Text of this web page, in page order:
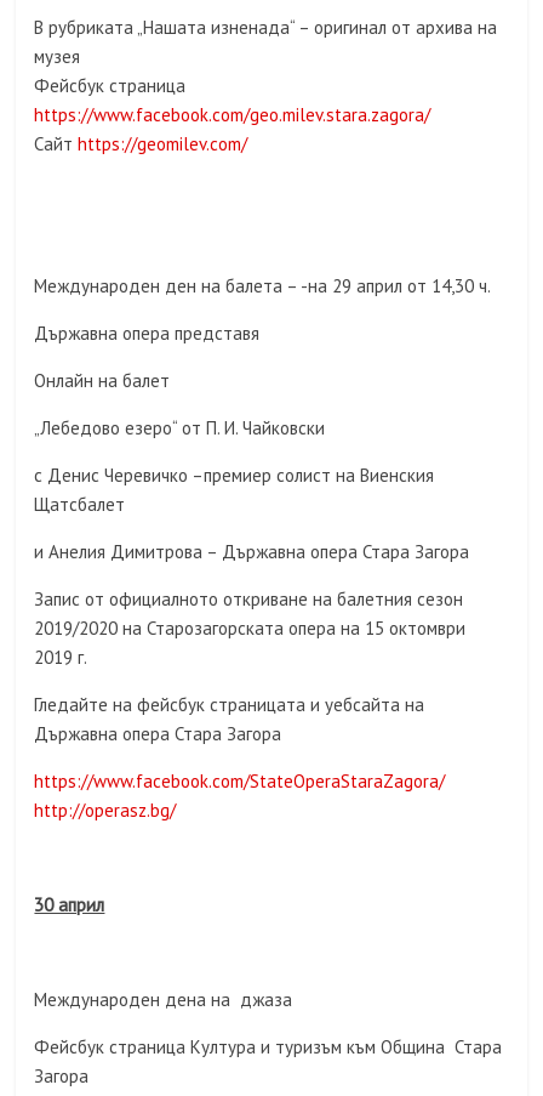
В рубриката „Нашата изненада“ – оригинал от архива на
музея
Фейсбук страница
https://www.facebook.com/geo.milev.stara.zagora/
Сайтhttps://geomilev.com/
Международен ден на балета – -на 29 април от 14,30 ч.
Държавна опера представя
Онлайн на балет
„Лебедово езеро“ от П. И. Чайковски
с Денис Черевичко –премиер солист на Виенския
Щатсбалет
и Анелия Димитрова – Държавна опера Стара Загора
Запис от официалното откриване на балетния сезон
2019/2020 на Старозагорската опера на 15 октомври
2019 г.
Гледайте на фейсбук страницата и уебсайта на
Държавна опера Стара Загора
https://www.facebook.com/StateOperaStaraZagora/
http://operasz.bg/
30 април
Международен дена на джаза
Фейсбук страница Култура и туризъм към Община Стара
Загора